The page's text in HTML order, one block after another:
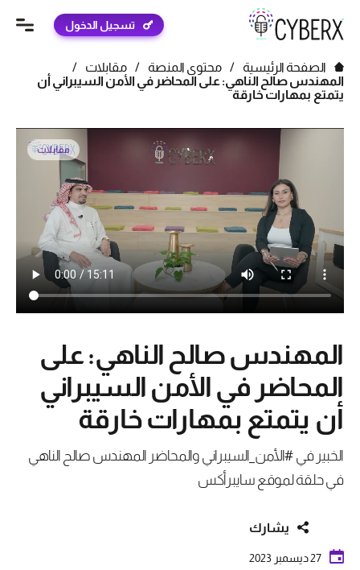
تسجيل الدخول
الصفحة الرئيسية / محتوى المنصة / مقابلات
/
المهندس صالح الناهي: على المحاضر في الأمن السيبراني أن
يتمتع بمهارات خارقة
مقابلات
المهندس صالح الناهي: على
المحاضر في الأمن السيبراني
أن يتمتع بمهارات خارقة
الخبير في #الأمن_السيبراني والمحاضر المهندس صالح الناهي
في حلقة لموقع سايبرأكس
يشارك
27 ديسمبر 2023